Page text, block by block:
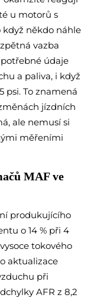
u motorů s
někdo náhle
vazba
údaje
a paliva, i když
psi. To znamená
jízdních
ale nemusí si
měřeními
MAF ve
produkujícího
o 14 % při 4
tokového
aktualizace
při
AFR z 8,2